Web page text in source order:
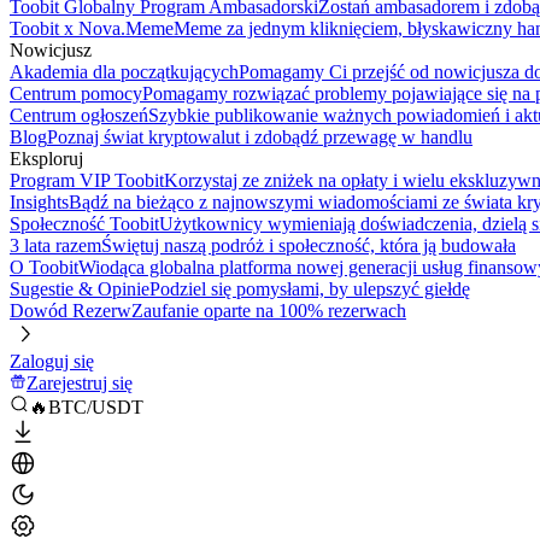
Toobit Globalny Program AmbasadorskiZostań ambasadorem i
Toobit x Nova.MemeMeme za jednym kliknięciem, błyskawiczny
Nowicjusz
Akademia dla początkującychPomagamy Ci przejść od nowicjusza
Centrum pomocyPomagamy rozwiązać problemy pojawiające się na
Centrum ogłoszeńSzybkie publikowanie ważnych powiadomień i
BlogPoznaj świat kryptowalut i zdobądź przewagę w handlu
Eksploruj
Program VIP ToobitKorzystaj ze zniżek na opłaty i wielu
InsightsBądź na bieżąco z najnowszymi wiadomościami ze świata
Społeczność ToobitUżytkownicy wymieniają doświadczenia, dzielą
3 lata razemŚwiętuj naszą podróż i społeczność, która ją budowała
O ToobitWiodąca globalna platforma nowej generacji usług
Sugestie & OpiniePodziel się pomysłami, by ulepszyć giełdę
Dowód RezerwZaufanie oparte na 100% rezerwach
Zaloguj się
Zarejestruj się
🔥BTC/USDT